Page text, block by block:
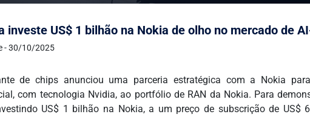
investe US$ 1 bilhão na Nokia de olho no mercado de
- 30/10/2025
de chips anunciou uma parceria estratégica com a Nokia
com tecnologia Nvidia, ao portfólio de RAN da Nokia. Para
US$ 1 bilhão na Nokia, a um preço de subscrição de US$